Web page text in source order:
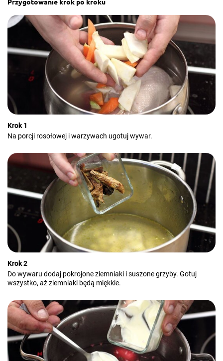
Krok 1
Na porcji rosołowej i warzywach ugotuj wywar.
Krok 2
Do wywaru dodaj pokrojone ziemniaki i suszone grzyby. Gotuj
wszystko, aż ziemniaki będą miękkie.